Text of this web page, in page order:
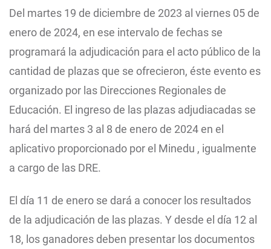
Del martes 19 de diciembre de 2023 al viernes 05 de
enero de 2024, en ese intervalo de fechas se
programará la adjudicación para el acto público de la
cantidad de plazas que se ofrecieron, éste evento es
organizado por las Direcciones Regionales de
Educación. El ingreso de las plazas adjudiacadas se
hará del martes 3 al 8 de enero de 2024 en el
aplicativo proporcionado por el Minedu , igualmente
a cargo de las DRE.
El día 11 de enero se dará a conocer los resultados
de la adjudicación de las plazas. Y desde el día 12 al
18, los ganadores deben presentar los documentos